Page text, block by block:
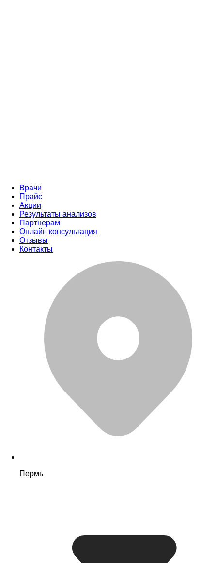
Врачи
Прайс
Акции
Результаты анализов
Партнерам
Онлайн консультация
Отзывы
Контакты
Пермь